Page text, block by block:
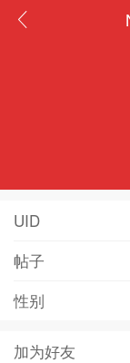
UID
帖子
性别
加为好友